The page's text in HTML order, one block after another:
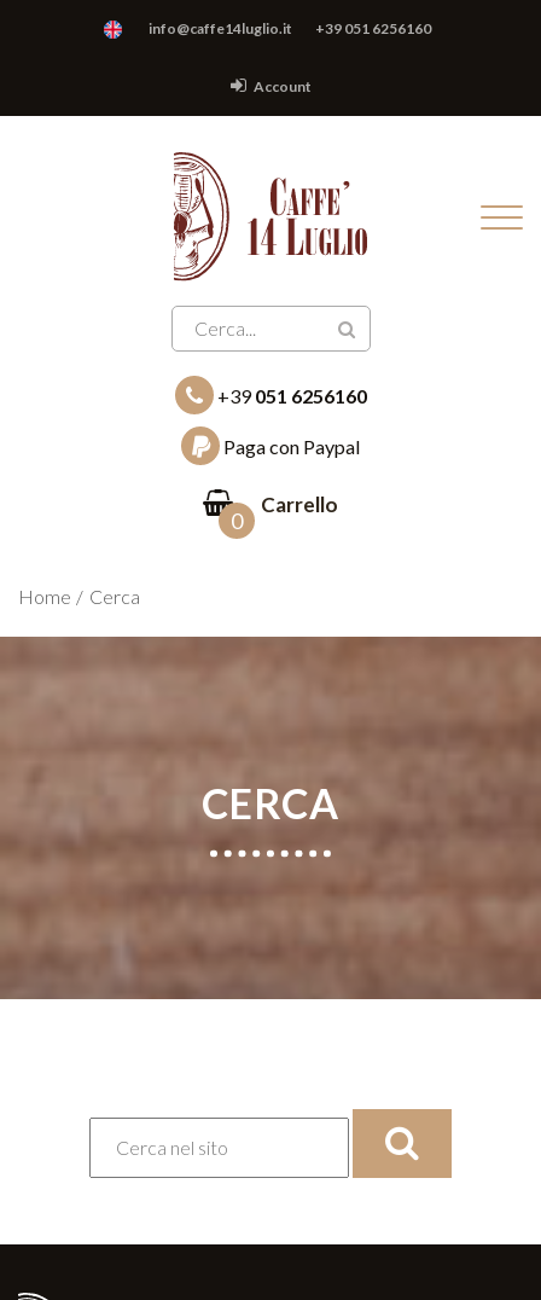
info@caffe14luglio.it +39 051 6256160
Account
+39051 6256160
Paga con Paypal
0
Carrello
Home Cerca
CERCA